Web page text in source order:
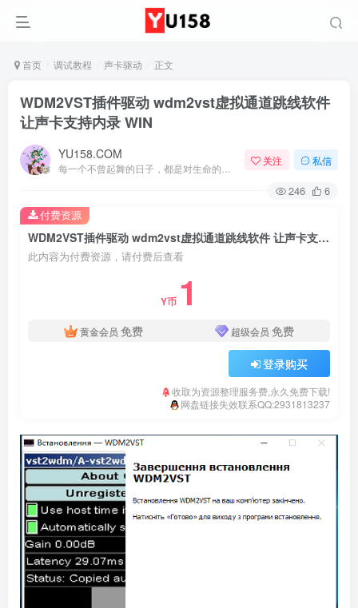
首页 调试教程 声卡驱动 正文
WDM2VST插件驱动 wdm2vst虚拟通道跳线软件
让声卡支持内录 WIN
YU158.COM 关注 私信
246 6
WDM2VST插件驱动 wdm2vst虚拟通道跳线软件 让声卡支持内录 WIN
此内容为付费资源，请付费后查看
Y币 1
黄金会员 免费 超级会员 免费
登录购买
收取为资源整理服务费,永久免费下载!
网盘链接失效联系QQ:2931813237
付费资源